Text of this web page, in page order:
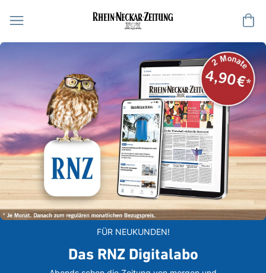
FÜR NEUKUNDEN!
Das RNZ Digitalabo